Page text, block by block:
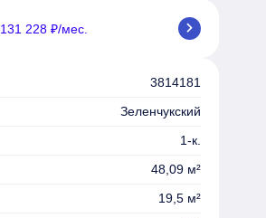
131 228 ₽/мес. chevron_right
3814181
Зеленчукский
1-к.
48,09 м²
19,5 м²